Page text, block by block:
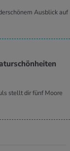
Ausblick auf
stellt dir fünf Moore